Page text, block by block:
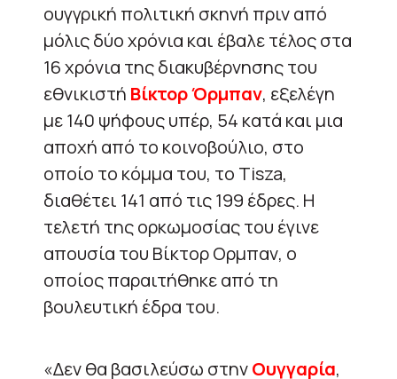
ουγγρική πολιτική σκηνή πριν από
μόλις δύο χρόνια και έβαλε τέλος στα
16 χρόνια της διακυβέρνησης του
εθνικιστή Βίκτορ Όρμπαν, εξελέγη
με 140 ψήφους υπέρ, 54 κατά και μια
αποχή από το κοινοβούλιο, στο
οποίο το κόμμα του, το Tisza,
διαθέτει 141 από τις 199 έδρες. Η
τελετή της ορκωμοσίας του έγινε
απουσία του Βίκτορ Ορμπαν, ο
οποίος παραιτήθηκε από τη
βουλευτική έδρα του.
«Δεν θα βασιλεύσω στηνΟυγγαρία,